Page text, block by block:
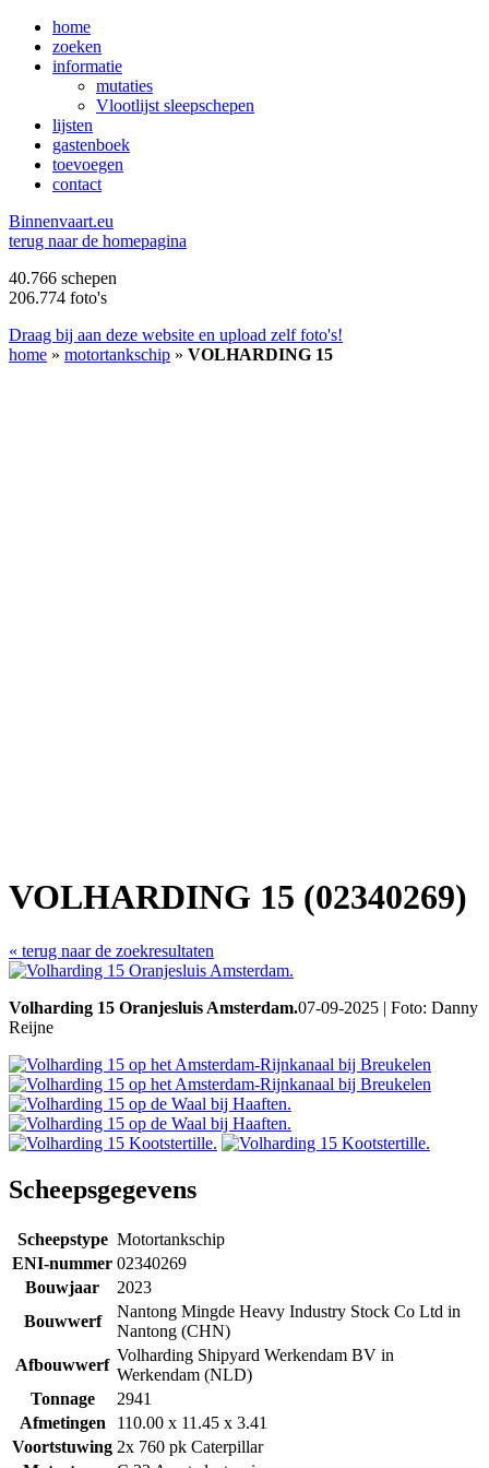
home
zoeken
informatie
mutaties
Vlootlijst sleepschepen
lijsten
gastenboek
toevoegen
contact
Binnenvaart.eu
terug naar de homepagina
40.766 schepen
206.774 foto's
Draag bij aan deze website en upload zelf foto's!
home » motortankschip » VOLHARDING 15
VOLHARDING 15 (02340269)
« terug naar de zoekresultaten
Volharding 15 Oranjesluis Amsterdam.07-09-2025 | Foto: Danny
Reijne
Scheepsgegevens
Scheepstype Motortankschip
ENI-nummer 02340269
Bouwjaar
2023
Bouwwerf
Nantong Mingde Heavy Industry Stock Co Ltd in
Nantong (CHN)
Afbouwwerf
Volharding Shipyard Werkendam BV in
Werkendam (NLD)
Tonnage
2941
Afmetingen
110.00 x 11.45 x 3.41
Voortstuwing 2x 760 pk Caterpillar